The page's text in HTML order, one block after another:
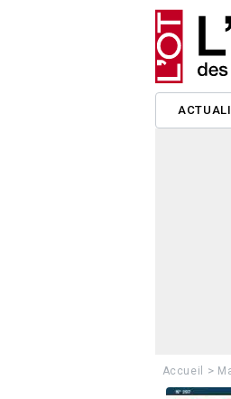
Accueil >